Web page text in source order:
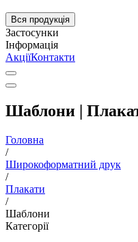
Вся продукція
Застосунки
Інформація
АкціїКонтакти
Шаблони |
Головна
/
Широкоформатний друк
/
Плакати
/
Шаблони
Категорії